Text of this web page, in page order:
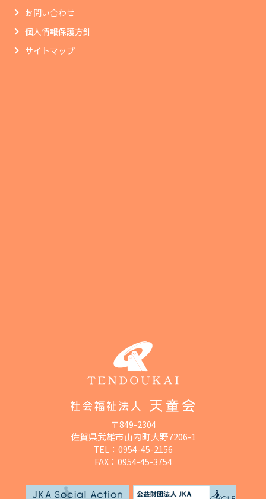
お問い合わせ
個人情報保護方針
サイトマップ
〒849-2304
佐賀県武雄市山内町大野7206-1
TEL： 0954-45-2156
FAX：0954-45-3754